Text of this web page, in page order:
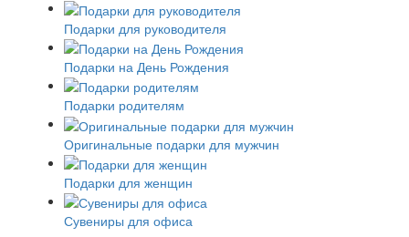
Подарки для руководителя
Подарки на День Рождения
Подарки родителям
Оригинальные подарки для мужчин
Подарки для женщин
Сувениры для офиса